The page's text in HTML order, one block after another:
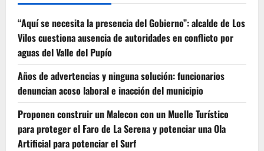
“Aquí se necesita la presencia del Gobierno”: alcalde de Los
Vilos cuestiona ausencia de autoridades en conflicto por
aguas del Valle del Pupío
Años de advertencias y ninguna solución: funcionarios
denuncian acoso laboral e inacción del municipio
Proponen construir un Malecon con un Muelle Turístico
para proteger el Faro de La Serena y potenciar una Ola
Artificial para potenciar el Surf